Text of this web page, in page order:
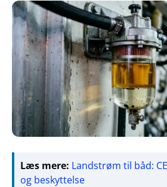
Læs mere: Landstrøm til båd:
og beskyttelse